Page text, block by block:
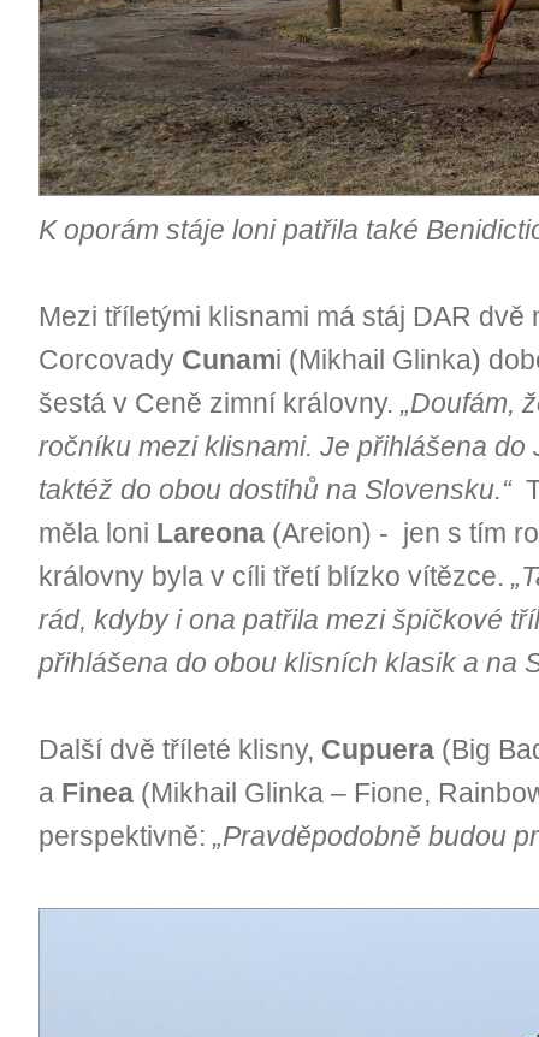
K oporám stáje loni patřila také
Mezi tříletými klisnami má stáj DAR dvě
Corcovady Cunami (Mikhail Glinka)
šestá v Ceně zimní královny. „Doufám,
ročníku mezi klisnami. Je přihlášena
taktéž do obou dostihů na Slovensku.“
měla loni Lareona (Areion) - jen s tím
královny byla v cíli třetí blízko vítězce.
rád, kdyby i ona patřila mezi špičkové
přihlášena do obou klisních klasik a na
Další dvě tříleté klisny, Cupuera (Big
a Finea (Mikhail Glinka – Fione,
perspektivně: „Pravděpodobně budou